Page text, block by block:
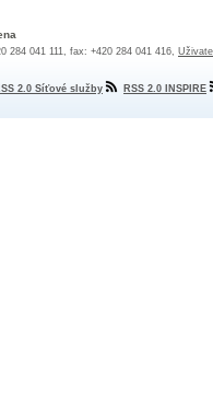
284 041 111, fax: +420 284 041 416,
2.0 Síťové služby RSS 2.0 INSPIRE